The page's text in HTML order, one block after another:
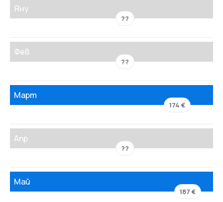
Яну
??
Фев
??
Март
174 €
Апр
??
Май
187 €